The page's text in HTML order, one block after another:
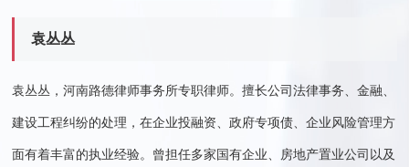
袁丛丛
袁丛丛，河南路德律师事务所专职律师。擅长公司法律事务、金融、
建设工程纠纷的处理，在企业投融资、政府专项债、企业风险管理方
面有着丰富的执业经验。曾担任多家国有企业、房地产置业公司以及